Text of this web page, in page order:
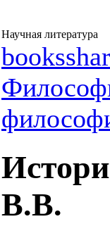
Научная литература
B.B.